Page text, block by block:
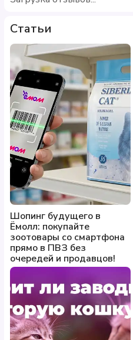
Статьи
Шопинг будущего в
Ёмолл: покупайте
зоотовары со смартфона
прямо в ПВЗ без
очередей и продавцов!